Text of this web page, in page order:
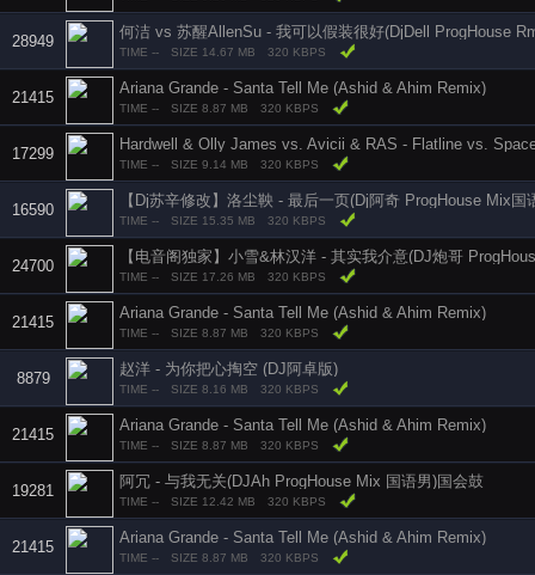
28949
何洁 vs 苏醒AllenSu - 我可以假装很好(DjDell ProgHouse
TIME -- SIZE 14.67 MB 320 KBPS
21415
Ariana Grande - Santa Tell Me (Ashid & Ahim Remix)
TIME -- SIZE 8.87 MB 320 KBPS
17299
TIME -- SIZE 9.14 MB 320 KBPS
16590
【Dj苏辛修改】洛尘鞅 - 最后一页(Dj阿奇 ProgHouse Mix国
TIME -- SIZE 15.35 MB 320 KBPS
24700
【电音阁独家】小雪&林汉洋 - 其实我介意(DJ炮哥
TIME -- SIZE 17.26 MB 320 KBPS
21415
Ariana Grande - Santa Tell Me (Ashid & Ahim Remix)
TIME -- SIZE 8.87 MB 320 KBPS
8879
赵洋 - 为你把心掏空 (DJ阿卓版)
TIME -- SIZE 8.16 MB 320 KBPS
21415
Ariana Grande - Santa Tell Me (Ashid & Ahim Remix)
TIME -- SIZE 8.87 MB 320 KBPS
19281
阿冗 - 与我无关(DJAh ProgHouse Mix 国语男)国会鼓
TIME -- SIZE 12.42 MB 320 KBPS
21415
Ariana Grande - Santa Tell Me (Ashid & Ahim Remix)
TIME -- SIZE 8.87 MB 320 KBPS